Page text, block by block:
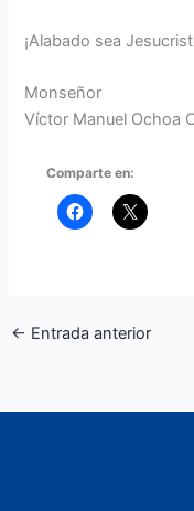
¡Alabado sea
Monseñor
Víctor Manuel Ochoa
Comparte en:
← Entrada anterior